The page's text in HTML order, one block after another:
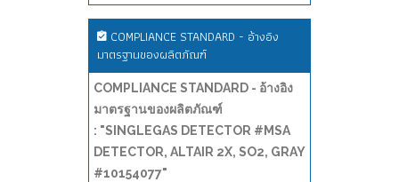
COMPLIANCE STANDARD - อ้างอิง
มาตรฐานของผลิตภัณฑ์
COMPLIANCE STANDARD - อ้างอิง
มาตรฐานของผลิตภัณฑ์
: "SINGLEGAS DETECTOR #MSA
DETECTOR, ALTAIR 2X, SO2, GRAY
#10154077"